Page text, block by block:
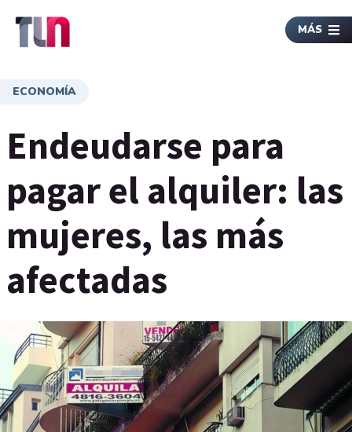
MÁS
ECONOMÍA
Endeudarse para
pagar el alquiler: las
mujeres, las más
afectadas